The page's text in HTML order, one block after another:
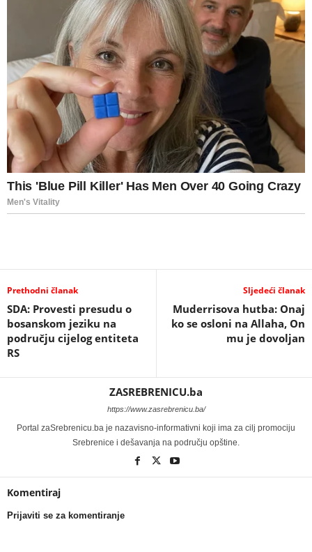
Prethodni članak
SDA: Provesti presudu o
bosanskom jeziku na
području cijelog entiteta
RS
Sljedeći članak
Muderrisova hutba: Onaj
ko se osloni na Allaha, On
mu je dovoljan
ZASREBRENICU.ba
https://www.zasrebrenicu.ba/
Portal zaSrebrenicu.ba je nazavisno-informativni koji ima za cilj promociju
Srebrenice i dešavanja na području opštine.
Komentiraj
Prijaviti se za komentiranje